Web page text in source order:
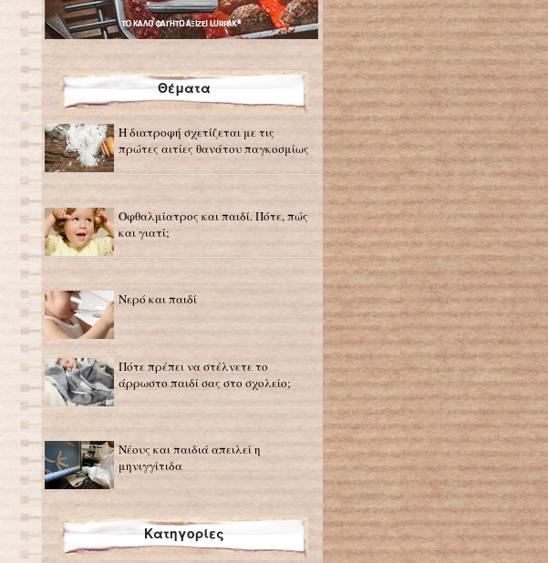
Θέματα
Η διατροφή σχετίζεται με τις
πρώτες αιτίες θανάτου παγκοσμίως
Οφθαλμίατρος και παιδί. Πότε, πώς
και γιατί;
Νερό και παιδί
Πότε πρέπει να στέλνετε το
άρρωστο παιδί σας στο σχολείο;
Νέους και παιδιά απειλεί η
μηνιγγίτιδα
Κατηγορίες